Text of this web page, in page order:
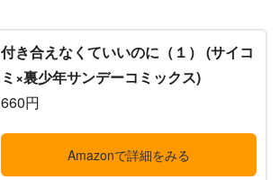
付き合えなくていいのに（１） (サイコ
ミ×裏少年サンデーコミックス)
660円
Amazonで詳細をみる